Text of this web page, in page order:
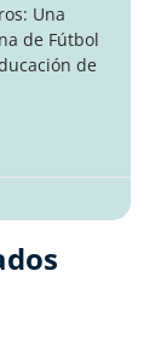
Una
de Fútbol
de